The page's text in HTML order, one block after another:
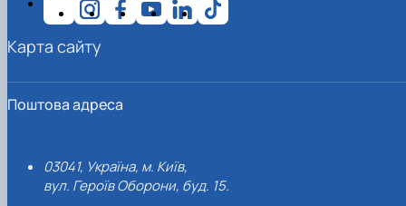
Поштова адреса
03041, Україна, м. Київ,
вул. Героїв Оборони, буд. 15.
Карта сайту